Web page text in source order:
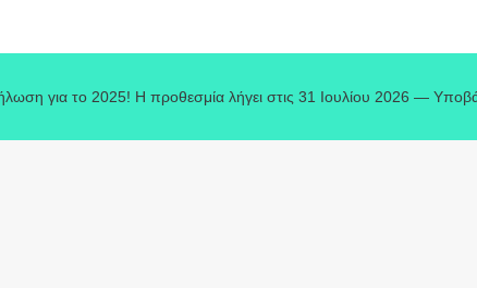
για το 2025! Η προθεσμία λήγει στις 31 Ιουλίου 2026 —